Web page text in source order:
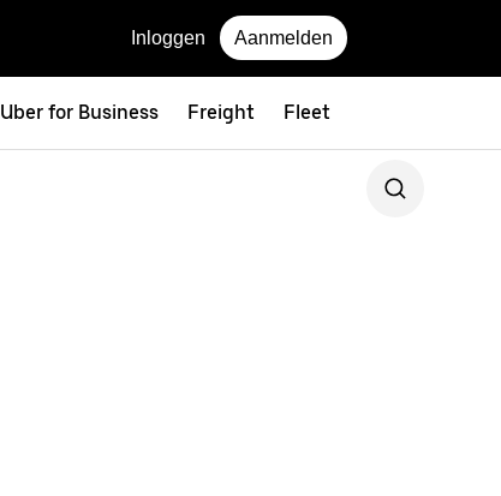
Inloggen Aanmelden
Uber for Business Freight Fleet